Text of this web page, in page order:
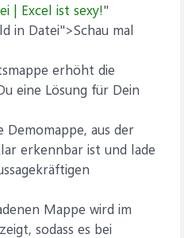
| Excel ist sexy!"
in Datei">Schau mal
erhöht die
eine Lösung für Dein
aus der
erkennbar ist und lade
Mappe wird im
sodass es bei